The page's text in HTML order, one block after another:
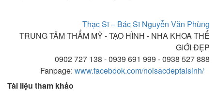
Thạc Sĩ – Bác Sĩ Nguyễn Văn Phùng
TRUNG TÂM THẨM MỸ - TẠO HÌNH - NHA KHOA THẾ
GIỚI ĐẸP
0902 727 138 - 0939 691 999 - 0938 527 888
Fanpage: www.facebook.com/noisacdeptaisinh/
Tài liệu tham khảo